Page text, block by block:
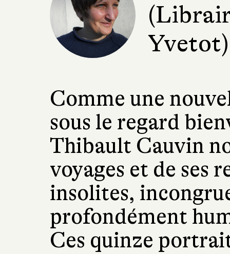
Yvetot)
Comme une
sous le regard
Thibault Cauvin
voyages et de ses
insolites,
profondément
Ces quinze